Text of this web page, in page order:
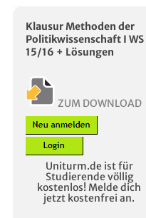
Klausur Methoden der
Politikwissenschaft I WS
15/16 + Lösungen
ZUM DOWNLOAD
Uniturm.de ist für
Studierende völlig
kostenlos! Melde dich
jetzt kostenfrei an.